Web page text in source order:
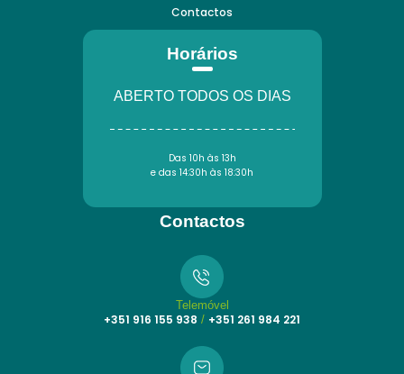
Contactos
Horários
ABERTO TODOS OS DIAS
Das 10h às 13h
e das 14:30h às 18:30h
Contactos
Telemóvel
+351 916 155 938 / +351 261 984 221